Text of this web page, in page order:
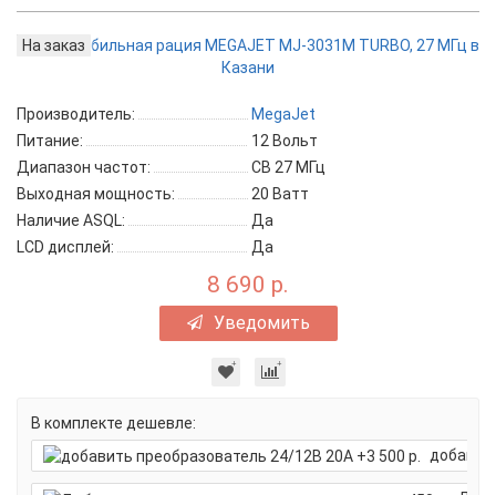
На заказ
Производитель:
MegaJet
Питание:
12 Вольт
Диапазон частот:
CB 27 МГц
Выходная мощность:
20 Ватт
Наличие ASQL:
Да
LCD дисплей:
Да
8 690 р.
Уведомить
В комплекте дешевле: